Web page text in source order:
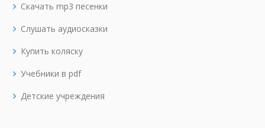
Скачать mp3 песенки
Слушать аудиосказки
Купить коляску
Учебники в pdf
Детские учреждения